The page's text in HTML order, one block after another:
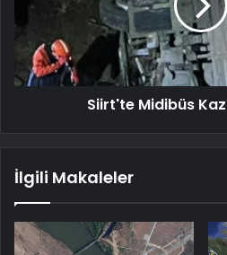
Siirt'te Midibüs
İlgili Makaleler